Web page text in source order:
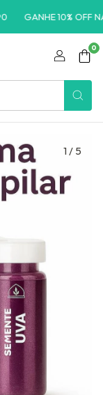
GANHE 10% OFF
0
1 / 5